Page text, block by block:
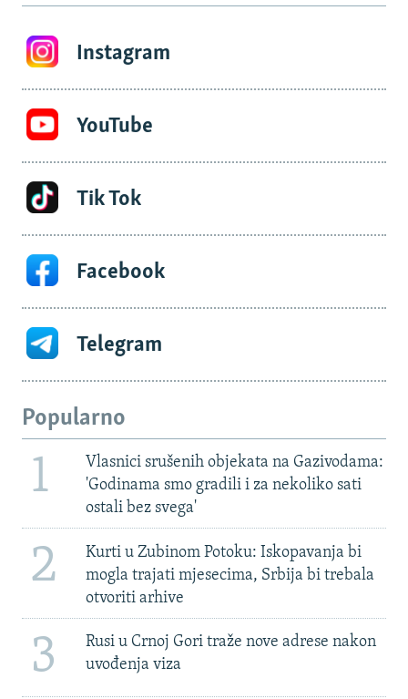
Instagram
YouTube
Tik Tok
Facebook
Telegram
Popularno
1
Vlasnici srušenih objekata na Gazivodama:
'Godinama smo gradili i za nekoliko sati
ostali bez svega'
2
Kurti u Zubinom Potoku: Iskopavanja bi
mogla trajati mjesecima, Srbija bi trebala
otvoriti arhive
3
Rusi u Crnoj Gori traže nove adrese nakon
uvođenja viza